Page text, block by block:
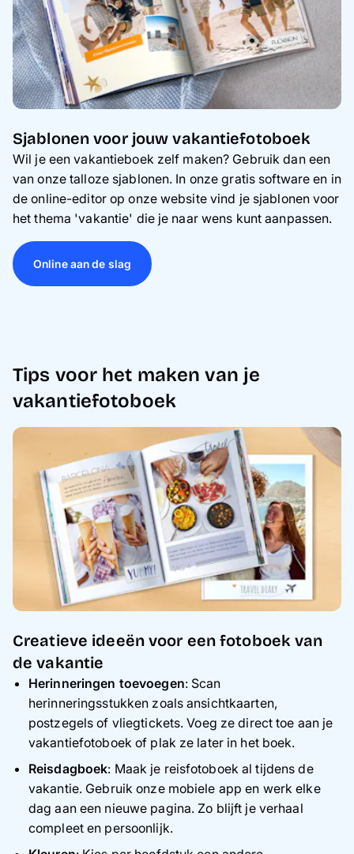
Sjablonen voor jouw vakantiefotoboek
Wil je een vakantieboek zelf maken? Gebruik dan een
van onze talloze sjablonen. In onze gratis software en in
de online-editor op onze website vind je sjablonen voor
het thema 'vakantie' die je naar wens kunt aanpassen.
Online aan de slag
Tips voor het maken van je
vakantiefotoboek
Creatieve ideeën voor een fotoboek van
de vakantie
Herinneringen toevoegen: Scan
herinneringsstukken zoals ansichtkaarten,
postzegels of vliegtickets. Voeg ze direct toe aan je
vakantiefotoboek of plak ze later in het boek.
Reisdagboek: Maak je reisfotoboek al tijdens de
vakantie. Gebruik onze mobiele app en werk elke
dag aan een nieuwe pagina. Zo blijft je verhaal
compleet en persoonlijk.